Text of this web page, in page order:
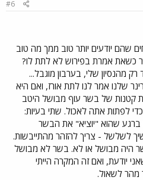
#6
שהם יודעים יותר טוב ממך מה טוב
כשאת אמרת בפירוש לא לתת לו?
מהנסיון שלי, בערבון מוגבל...
שלנו אמר לנו לתת אורז, ואם היא
קטנות של בשר עוף מבושל היטב
לפתות אתה לאכול. שתי בעיות:
ברגע שהוא "יוציא" את הבשר
לשלשל - צריך להזהר מהתייבשות.
היה מבושל או לא. בשר לא מבושל
יודעת, ואם זה המקרה הייתי
מהר לשאול.